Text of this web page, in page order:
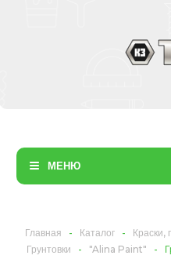
МЕНЮ
Главная - Каталог - Краски,
Грунтовки
- "Alina Paint" -